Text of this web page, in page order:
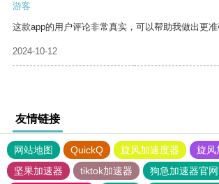
游客
这款app的用户评论非常真实，可以帮助我做出更准
2024-10-12
友情链接
网站地图 QuickQ 旋风加速度器
旋风
坚果加速器
tiktok加速器
狗急加速器官网